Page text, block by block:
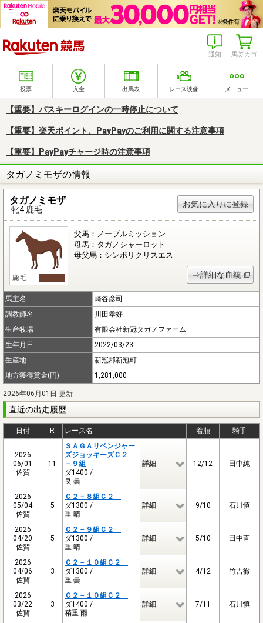
馬券カゴ
通知
投票 入金 出馬表 レース映像 メニュー
【重要】パスキーログインの一時停止について
【重要】楽天ポイント、PayPayのご利用に関する注意事項
【重要】PayPayチャージ時の注意事項
タガノミモザの情報
タガノミモザ
牝4 鹿毛
お気に入りに登録
父馬：ノーブルミッション
母馬：タガノシャーロット
母父馬：シンボリクリスエス
⇒詳細な血統
馬主名
崎谷彦司
調教師名
川田孝好
生産牧場
有限会社新冠タガノファーム
生年月日
2022/03/23
生産地
新冠郡新冠町
地方獲得賞金(円)
1,281,000
2026年06月01日 更新
直近の出走履歴
日付 R レース名 着順 騎手
2026
06/01
佐賀
11
ＳＡＧＡリベンジャー
ズジョッキーズＣ２
－９組
ダ1400 /
良 曇
詳細 12/12 田中純
2026
05/04
佐賀
5
Ｃ２－８組Ｃ２
ダ1300 /
重 晴
詳細 9/10 石川慎
2026
04/20
佐賀
5
Ｃ２－９組Ｃ２
ダ1300 /
重 晴
詳細 5/10 田中直
2026
04/06
佐賀
3
Ｃ２－１０組Ｃ２
ダ1300 /
重 曇
詳細 4/12 竹吉徹
2026
03/22
佐賀
3
Ｃ２－１０組Ｃ２
ダ1400 /
稍重 雨
詳細 7/11 石川慎